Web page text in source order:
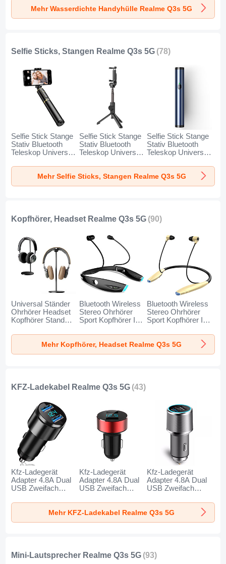
Schwarz
Gold
Orange
Mehr Wasserdichte Handyhülle Realme Q3s 5G
Selfie Sticks, Stangen Realme Q3s 5G (78)
Selfie Stick Stange
Stativ Bluetooth
Teleskop Universal
Q3s 5G Gold und
Schwarz
Selfie Stick Stange
Stativ Bluetooth
Teleskop Universal
Q3s 5G Schwarz
Selfie Stick Stange
Stativ Bluetooth
Teleskop Universal
Q3s 5G Blau
Mehr Selfie Sticks, Stangen Realme Q3s 5G
Kopfhörer, Headset Realme Q3s 5G (90)
Universal Ständer
Ohrhörer Headset
Kopfhörer Stand
Q3s 5G Schwarz
Bluetooth Wireless
Stereo Ohrhörer
Sport Kopfhörer In
für Realme Q3s 5G
Schwarz
Bluetooth Wireless
Stereo Ohrhörer
Sport Kopfhörer In
für Realme Q3s 5G
Gold
Mehr Kopfhörer, Headset Realme Q3s 5G
KFZ-Ladekabel Realme Q3s 5G (43)
Kfz-Ladegerät
Adapter 4.8A Dual
USB Zweifach
Charge Universal
K10 für Realme
Q3s 5G Schwarz
Kfz-Ladegerät
Adapter 4.8A Dual
USB Zweifach
Charge Universal
K07 für Realme
Q3s 5G Rot
Kfz-Ladegerät
Adapter 4.8A Dual
USB Zweifach
Charge Universal
K08 für Realme
Q3s 5G Silber
Mehr KFZ-Ladekabel Realme Q3s 5G
Mini-Lautsprecher Realme Q3s 5G (93)